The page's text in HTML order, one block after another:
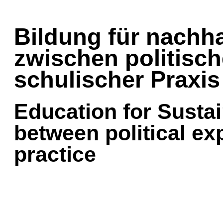
Bildung für
zwischen
schulischer Praxis
Education for
between political
practice